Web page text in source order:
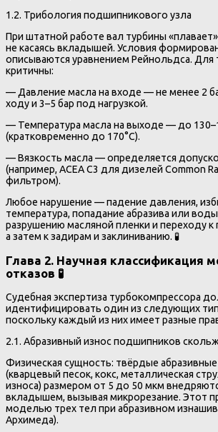
1.2. Трибология подшипникового узла
При штатной работе вал турбины
не касаясь вкладышей. Условия
описываются уравнением Рейнольдса. Для
критичны:
— Давление масла на входе — не менее 2
ходу и 3–5 бар под нагрузкой.
— Температура масла на выходе — до
(кратковременно до 170°C).
— Вязкость масла — определяется
(например, ACEA C3 для дизелей Common
фильтром).
Любое нарушение — падение давления,
температура, попадание абразива или
разрушению масляной пленки и переходу к
а затем к задирам и заклиниванию. 🧪
Глава 2. Научная классификация
отказов 🧪
Судебная экспертиза турбокомпрессора
идентифицировать один из следующих
поскольку каждый из них имеет разные
2.1. Абразивный износ подшипников
Физическая сущность: твёрдые
(кварцевый песок, кокс, металлическая
износа) размером от 5 до 50 мкм
вкладышем, вызывая микрорезание. Этот
моделью трех тел при абразивном
Архимеда).